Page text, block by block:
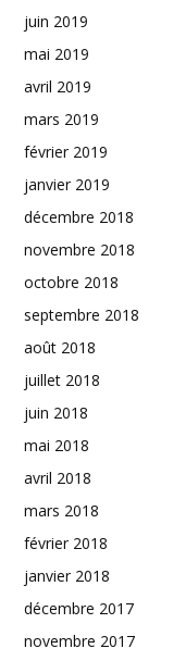
juin 2019
mai 2019
avril 2019
mars 2019
février 2019
janvier 2019
décembre 2018
novembre 2018
octobre 2018
septembre 2018
août 2018
juillet 2018
juin 2018
mai 2018
avril 2018
mars 2018
février 2018
janvier 2018
décembre 2017
novembre 2017